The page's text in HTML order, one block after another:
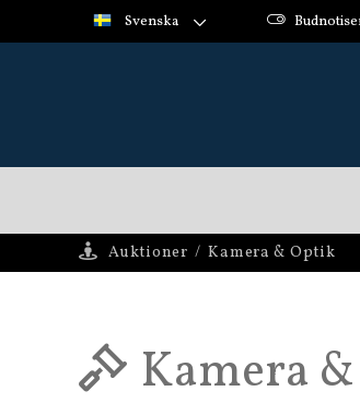
Svenska
Auktioner / Kamera & Optik
Kamera